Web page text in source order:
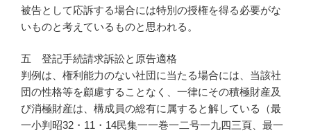
被告として応訴する場合には特別の授権を得る必要がな
いものと考えているものと思われる。
五 登記手続請求訴訟と原告適格
判例は、権利能力のない社団に当たる場合には、当該社
団の性格等を顧慮することなく、一律にその積極財産及
び消極財産は、構成員の総有に属すると解している（最
一小判昭32・11・14民集一一巻一二号一九四三頁、最一